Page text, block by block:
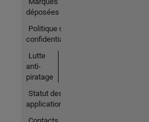
déposées
Politique de
confidentialité
Lutte
anti-
piratage
Statut des
applications